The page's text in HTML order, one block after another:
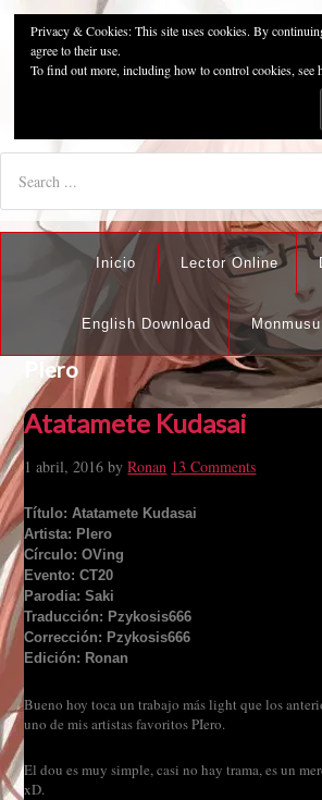
"I'm the best there is at what I do, but
Inicio Lector Online
English Download
PIero
Atatamete Kudasai
1 abril, 2016 byRonan 13 Comments
Título: Atatamete Kudasai
Artista: PIero
Círculo: OVing
Evento: CT20
Parodia: Saki
Traducción: Pzykosis666
Corrección: Pzykosis666
Edición: Ronan
Bueno hoy toca un trabajo más light que los
uno de mis artistas favoritos PIero.
El dou es muy simple, casi no hay trama, es un
xD.
Privacy & Cookies: This site uses cookies. By
agree to their use.
To find out more, including how to control cookies, see